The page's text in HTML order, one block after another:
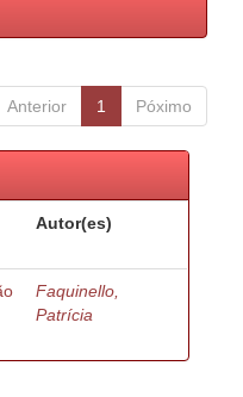
Anterior 1 Póximo
Autor(es)
Faquinello,
Patrícia